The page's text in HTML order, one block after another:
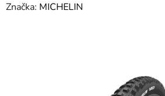
Značka: MICHELIN